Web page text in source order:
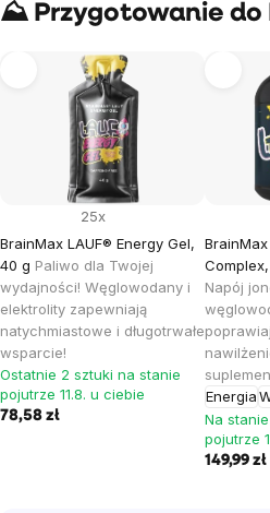
⛰️ Przygotowanie do
BrainMax LAUF® Energy Gel,
40 g Paliwo dla Twojej
wydajności! Węglowodany i
elektrolity zapewniają
natychmiastowe i długotrwałe
wsparcie!
25x
Ostatnie 2 sztuki na stanie
pojutrze 11.8. u ciebie
78,58 zł
Napój
Energia
Na
pojutrze
149,99 zł